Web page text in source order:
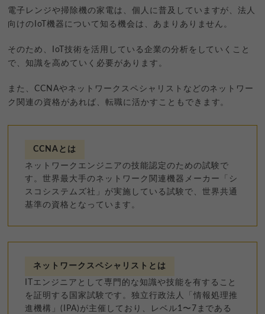
電子レンジや掃除機の家電は、個人に普及していますが、法人
向けのIoT機器について知る機会は、あまりありません。
そのため、IoT技術を活用している企業の分析をしていくこと
で、知識を高めていく必要があります。
また、CCNAやネットワークスペシャリストなどのネットワー
ク関連の資格があれば、転職に活かすこともできます。
CCNAとは
ネットワークエンジニアの技能認定のための試験で
す。世界最大手のネットワーク関連機器メーカー「シ
スコシステムズ社」が実施している試験で、世界共通
基準の資格となっています。
ネットワークスペシャリストとは
ITエンジニアとして専門的な知識や技能を有すること
を証明する国家試験です。独立行政法人「情報処理推
進機構」(IPA)が主催しており、レベル1〜7まである